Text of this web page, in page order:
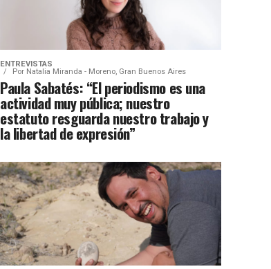
ENTREVISTAS
Por Natalia Miranda - Moreno, Gran Buenos Aires
Paula Sabatés: “El periodismo es una
actividad muy pública; nuestro
estatuto resguarda nuestro trabajo y
la libertad de expresión”